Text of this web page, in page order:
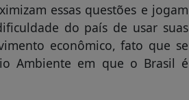
essas questões e jogam
do país de usar suas
econômico, fato que se
Ambiente em que o Brasil é